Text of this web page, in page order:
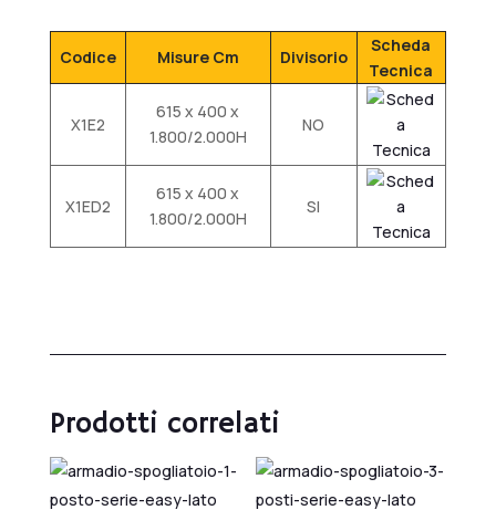
Codice Misure Cm Divisorio
Scheda
Tecnica
X1E2
615 x 400 x
1.800/2.000H
NO
X1ED2
615 x 400 x
1.800/2.000H
SI
Prodotti correlati